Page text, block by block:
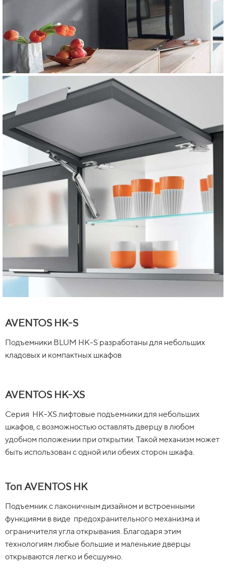
AVENTOS HK-S
Подъемники BLUM HK-S разработаны для небольших
кладовых и компактных шкафов
AVENTOS HK-XS
Серия HK-XS лифтовые подъемники для небольших
шкафов, с возможностью оставлять дверцу в любом
удобном положении при открытии. Такой механизм может
быть использован с одной или обеих сторон шкафа.
Топ AVENTOS HK
Подъемник с лаконичным дизайном и встроенными
функциями в виде предохранительного механизма и
ограничителя угла открывания. Благодаря этим
технологиям любые большие и маленькие дверцы
открываются легко и бесшумно.